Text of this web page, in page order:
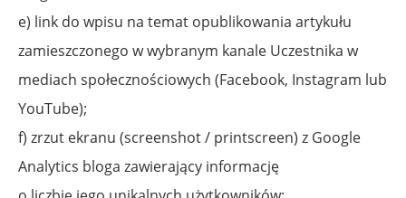
e) link do wpisu na temat opublikowania artykułu
zamieszczonego w wybranym kanale Uczestnika w
mediach społecznościowych (Facebook, Instagram lub
YouTube);
f) zrzut ekranu (screenshot / printscreen) z Google
Analytics bloga zawierający informację